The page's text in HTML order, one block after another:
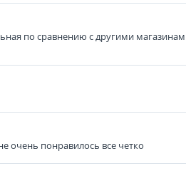
по сравнению с другими
очень понравилось все четко